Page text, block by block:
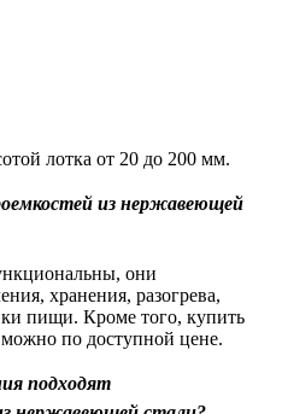
лотка от 20 до 200 мм.
из нержавеющей
они
хранения, разогрева,
пищи. Кроме того, купить
можно по доступной цене.
подходят